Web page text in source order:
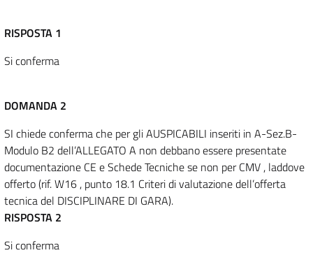
RISPOSTA 1
Si conferma
DOMANDA 2
SI chiede conferma che per gli AUSPICABILI inseriti in A-Sez.B-
Modulo B2 dell’ALLEGATO A non debbano essere presentate
documentazione CE e Schede Tecniche se non per CMV , laddove
offerto (rif. W16 , punto 18.1 Criteri di valutazione dell’offerta
tecnica del DISCIPLINARE DI GARA).
RISPOSTA 2
Si conferma